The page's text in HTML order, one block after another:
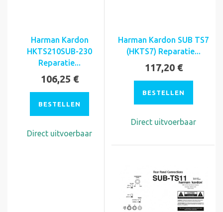
Harman Kardon
HKTS210SUB-230
Reparatie...
106,25 €
BESTELLEN
Direct uitvoerbaar
Harman Kardon SUB TS7
(HKTS7) Reparatie...
117,20 €
BESTELLEN
Direct uitvoerbaar